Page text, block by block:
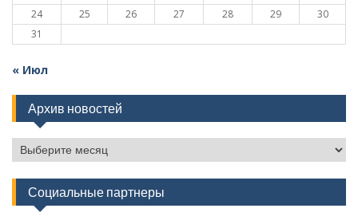
24
25 26 27 28 29
30
31
« Июл
Архив новостей
Архив
новостей
Социальные партнеры